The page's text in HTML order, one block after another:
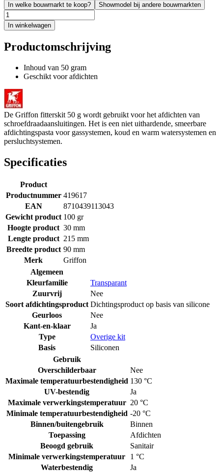
In welke bouwmarkt te koop? Showmodel bij andere bouwmarkten
In winkelwagen
Productomschrijving
Inhoud van 50 gram
Geschikt voor afdichten
De Griffon fitterskit 50 g wordt gebruikt voor het afdichten van
schroefdraadaansluitingen. Het is een niet uithardende, smeerbare
afdichtingspasta voor gassystemen, koud en warm watersystemen en
persluchtsystemen.
Specificaties
Product
Productnummer 419617
EAN
8710439113043
Gewicht product 100 gr
Hoogte product 30 mm
Lengte product 215 mm
Breedte product 90 mm
Merk
Griffon
Algemeen
Kleurfamilie
Transparant
Zuurvrij
Nee
Soort afdichtingsproduct Dichtingsproduct op basis van silicone
Geurloos
Nee
Kant-en-klaar
Ja
Type
Overige kit
Basis
Siliconen
Gebruik
Overschilderbaar
Nee
Maximale temperatuurbestendigheid 130 °C
UV-bestendig
Ja
Maximale verwerkingstemperatuur 20 °C
Minimale temperatuurbestendigheid -20 °C
Binnen/buitengebruik
Binnen
Toepassing
Afdichten
Beoogd gebruik
Sanitair
Minimale verwerkingstemperatuur
1 °C
Waterbestendig
Ja